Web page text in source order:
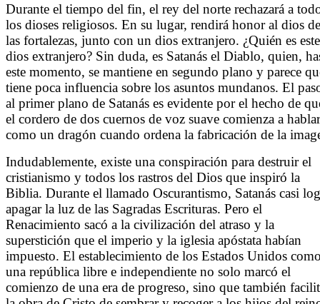
Durante el tiempo del fin, el rey del norte rechazará a
los dioses religiosos. En su lugar, rendirá honor al dios de
las fortalezas, junto con un dios extranjero. ¿Quién es este
dios extranjero? Sin duda, es Satanás el Diablo, quien,
este momento, se mantiene en segundo plano y parece
tiene poca influencia sobre los asuntos mundanos. El
al primer plano de Satanás es evidente por el hecho de
el cordero de dos cuernos de voz suave comienza a hablar
como un dragón cuando ordena la fabricación de la
Indudablemente, existe una conspiración para destruir el
cristianismo y todos los rastros del Dios que inspiró la
Biblia. Durante el llamado Oscurantismo, Satanás casi
apagar la luz de las Sagradas Escrituras. Pero el
Renacimiento sacó a la civilización del atraso y la
superstición que el imperio y la iglesia apóstata habían
impuesto. El establecimiento de los Estados Unidos
una república libre e independiente no solo marcó el
comienzo de una era de progreso, sino que también